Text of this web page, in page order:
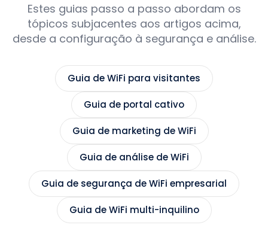
Estes guias passo a passo abordam os
tópicos subjacentes aos artigos acima,
desde a configuração à segurança e análise.
Guia de WiFi para visitantes
Guia de portal cativo
Guia de marketing de WiFi
Guia de análise de WiFi
Guia de segurança de WiFi empresarial
Guia de WiFi multi-inquilino